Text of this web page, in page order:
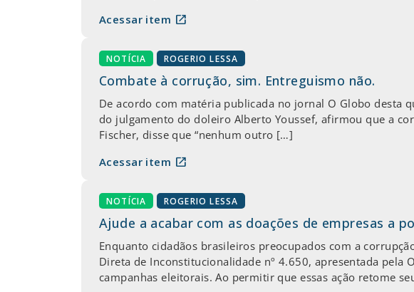
Acessar item open_in_new
NOTÍCIA ROGERIO LESSA
Combate à corrução, sim. Entreguismo não.
De acordo com matéria publicada no jornal O Globo desta
do julgamento do doleiro Alberto Youssef, afirmou que a
Fischer, disse que “nenhum outro […]
Acessar item open_in_new
NOTÍCIA ROGERIO LESSA
Ajude a acabar com as doações de empresas a
Enquanto cidadãos brasileiros preocupados com a
Direta de Inconstitucionalidade nº 4.650, apresentada pela
campanhas eleitorais. Ao permitir que essas ação retome